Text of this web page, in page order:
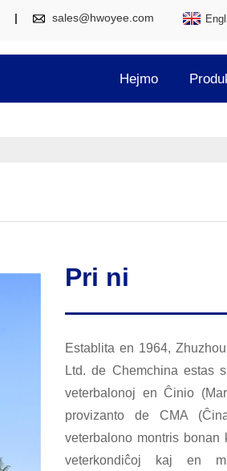
sales@hwoyee.com
Hejmo
Pri ni
Establita en 1964,
Ltd. de Chemchina estas
veterbalonoj en Ĉinio
provizanto de CMA
veterbalono montris
veterkondiĉoj kaj en